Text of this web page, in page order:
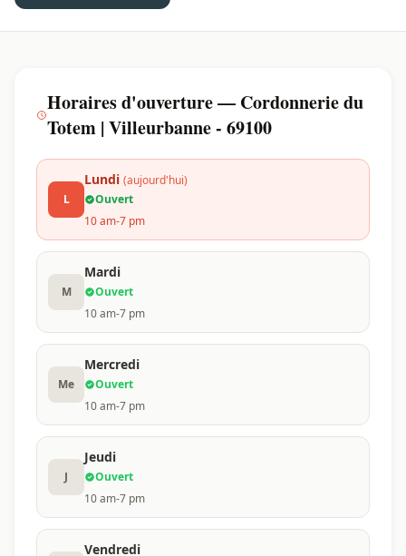
Horaires d'ouverture — Cordonnerie du
Totem | Villeurbanne - 69100
L
Lundi (aujourd'hui)
Ouvert
10 am-7 pm
M
Mardi
Ouvert
10 am-7 pm
Me
Mercredi
Ouvert
10 am-7 pm
J
Jeudi
Ouvert
10 am-7 pm
Vendredi